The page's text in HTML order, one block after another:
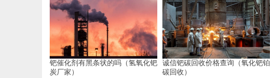
钯催化剂有黑条状的吗（氢氧化钯
炭厂家）
诚信钯碳回收价格查询（氧化钯铂
碳回收）